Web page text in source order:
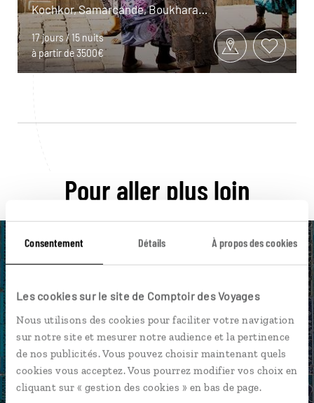
Consentement Détails À propos des cookies
Les cookies sur le site de Comptoir des Voyages
Nous utilisons des cookies pour faciliter votre navigation
sur notre site et mesurer notre audience et la pertinence
de nos publicités. Vous pouvez choisir maintenant quels
cookies vous acceptez. Vous pourrez modifier vos choix en
cliquant sur « gestion des cookies » en bas de page.
Kochkor, Samarcande, Boukhara…
17 jours / 15 nuits
à partir de 3500€
Pour aller plus loin
Nos 7 idées de voyage
Ouzbekistan
DÉCOUVRIR